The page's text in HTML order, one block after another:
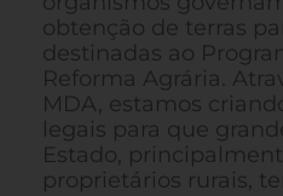
obtenção de terras
destinadas ao
Reforma Agrária.
MDA, estamos
legais para que
Estado,
proprietários rurais,